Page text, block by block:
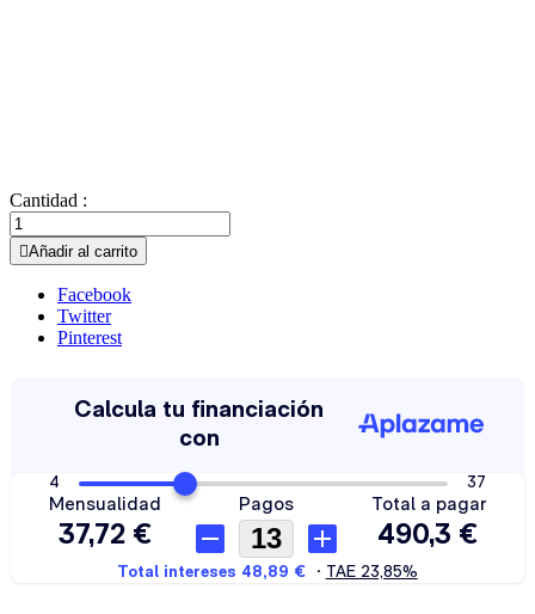
Cantidad :
Añadir al carrito
Facebook
Twitter
Pinterest